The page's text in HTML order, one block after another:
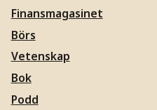
Finansmagasinet
Börs
Vetenskap
Bok
Podd